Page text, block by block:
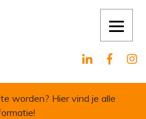
worden? Hier vind je alle